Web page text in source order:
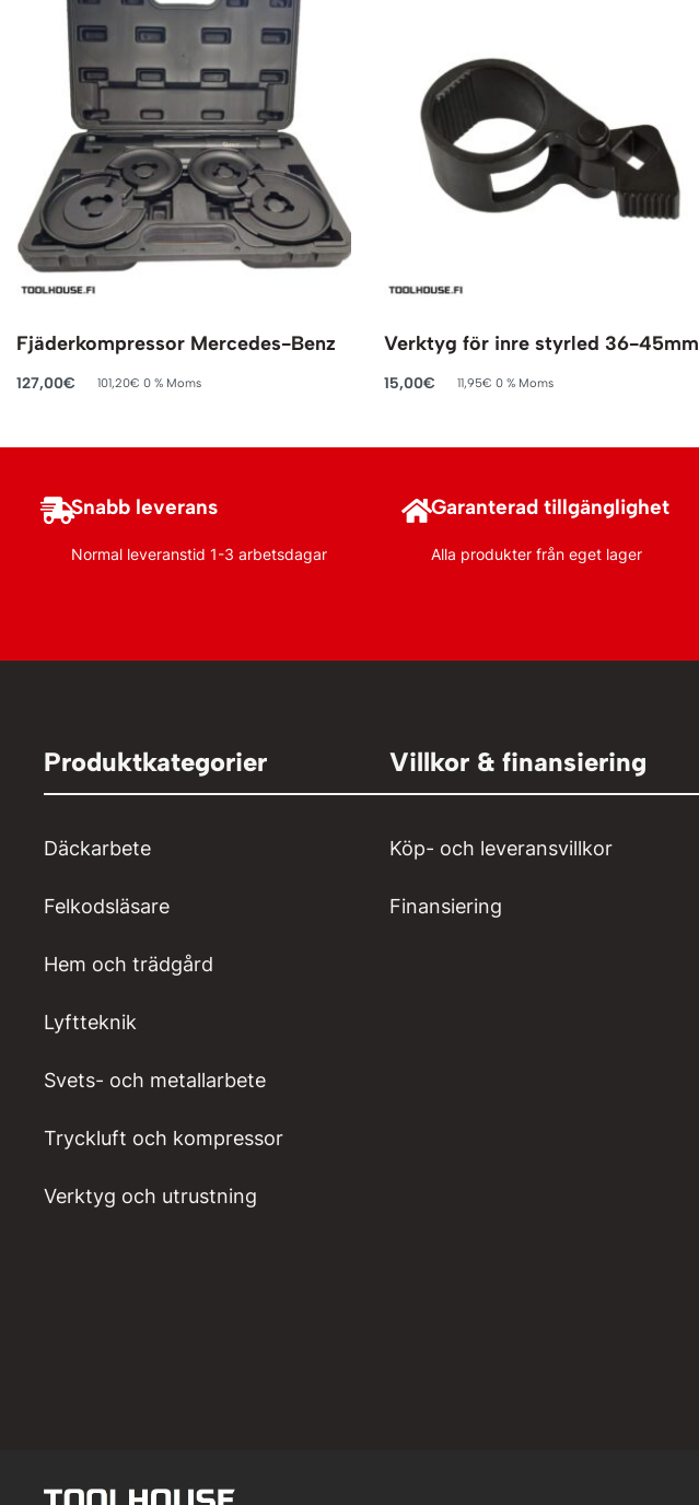
Fjäderkompressor Mercedes-Benz
127,00€ 101,20€ 0 % Moms
Verktyg för inre styrled 36-45mm
15,00€ 11,95€ 0 % Moms
Snabb leverans
Normal leveranstid 1-3 arbetsdagar
Garanterad tillgänglighet
Alla produkter från eget lager
Produktkategorier
Däckarbete
Felkodsläsare
Hem och trädgård
Lyftteknik
Svets- och metallarbete
Tryckluft och kompressor
Verktyg och utrustning
Villkor & finansiering
Köp- och leveransvillkor
Finansiering